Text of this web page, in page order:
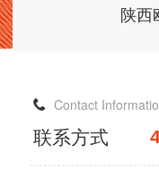
陕西
Contact
联系方式